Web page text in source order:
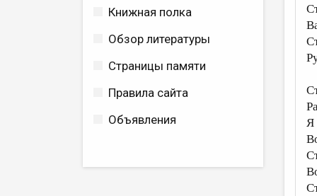
Книжная полка
Обзор литературы
Страницы памяти
Правила сайта
Объявления
Я